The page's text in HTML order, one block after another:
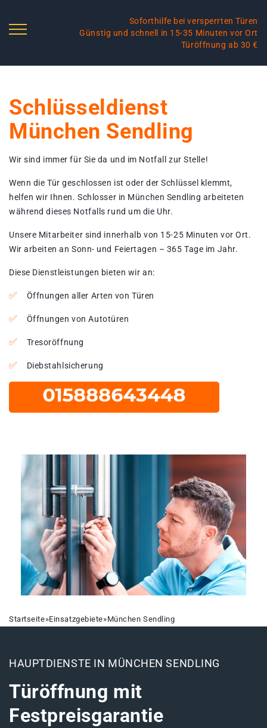
Soforthilfe bei versperrten Türen
Günstig und schnell in 15-35 Minuten vor Ort
Türöffnung ab 30 €
Schlüsseldienst
München Sendling
Wir sind immer für Sie da und im Notfall zur Stelle!
Wenn die Tür geschlossen ist oder der Schlüssel klemmt,
helfen wir Ihnen. Schlosser in München Sendling arbeiteten
während dieses Notfalls rund um die Uhr.
Unsere Mitarbeiter sind innerhalb von 15-25 Minuten vor Ort.
Wir arbeiten an Sonn- und Feiertagen – 365 Tage im Jahr.
Diese Dienstleistungen bieten wir an:
Öffnungen aller Arten von Türen
Öffnungen von Autotüren
Tresoröffnung
Diebstahlsicherung
Startseite»Einsatzgebiete»München Sendling
HAUPTDIENSTE IN MÜNCHEN SENDLING
Türöffnung mit
Festpreisgarantie